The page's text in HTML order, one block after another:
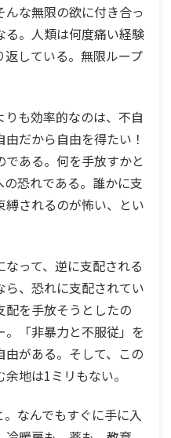
な無限の欲に付き合っ
る。人類は何度痛い経験
している。無限ループ
も効率的なのは、不自
だから自由を得たい！
ある。何を手放すかと
恐れである。誰かに支
されるのが怖い、とい
って、逆に支配される
、恐れに支配されてい
配を手放そうとしたの
「非暴力と不服従」を
がある。そして、この
地は1ミリもない。
なんでもすぐに手に入